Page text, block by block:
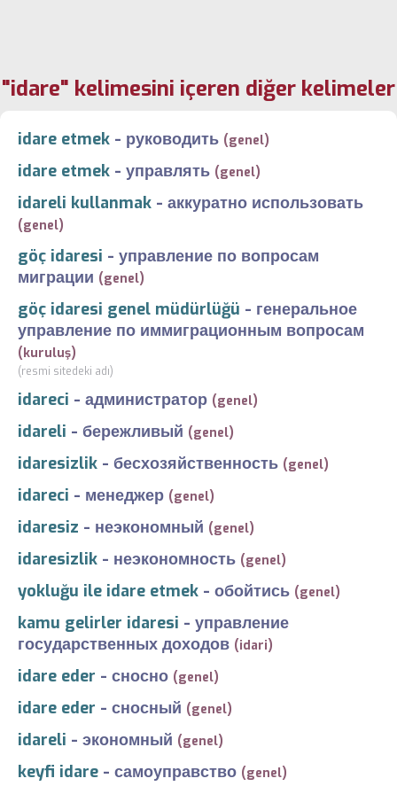
"idare" kelimesini içeren diğer kelimeler
idare etmek - руководить (genel)
idare etmek - управлять (genel)
idareli kullanmak - аккуратно использовать
(genel)
göç idaresi - управление по вопросам
миграции (genel)
göç idaresi genel müdürlüğü - генеральное
управление по иммиграционным вопросам
(kuruluş)
(resmi sitedeki adı)
idareci - администратор (genel)
idareli - бережливый (genel)
idaresizlik - бесхозяйственность (genel)
idareci - менеджер (genel)
idaresiz - неэкономный (genel)
idaresizlik - неэкономность (genel)
yokluğu ile idare etmek - обойтись (genel)
kamu gelirler idaresi - управление
государственных доходов (idari)
idare eder - сносно (genel)
idare eder - сносный (genel)
idareli - экономный (genel)
keyfi idare - самоуправство (genel)